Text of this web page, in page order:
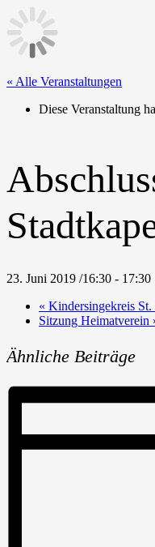
« Alle Veranstaltungen
Diese Veranstaltung
23. Juni 2019 /16:30 - 17:30
« Kindersingekreis St.
Sitzung Heimatverein
Ähnliche Beiträge